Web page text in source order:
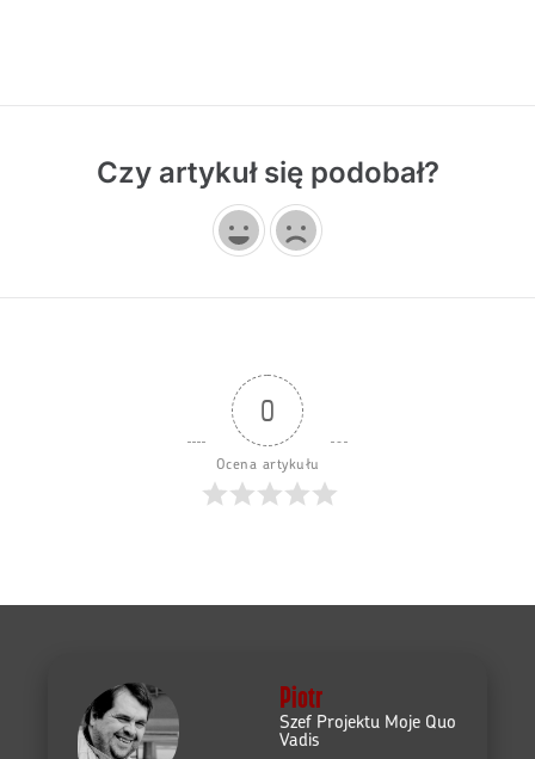
Czy artykuł się podobał?
0
Ocena artykułu
Piotr
Szef Projektu Moje Quo
Vadis